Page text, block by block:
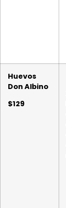
Huevos
Don Albino
$129